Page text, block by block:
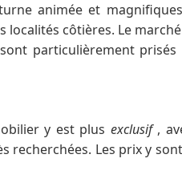
animée et
côtières. Le
particulièrement
y est plus exclusif ,
Les prix y